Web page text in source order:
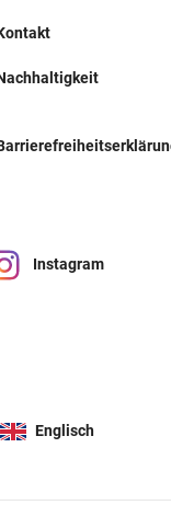
Instagram
Englisch